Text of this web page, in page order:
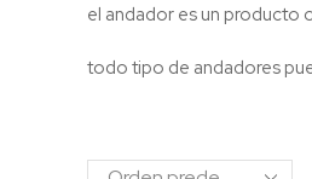
el andador es un producto
todo tipo de andadores